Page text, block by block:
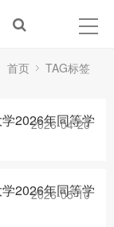
首页 TAG标签
2026年同等学
2026-04-20
2026年同等学
2026-05-10